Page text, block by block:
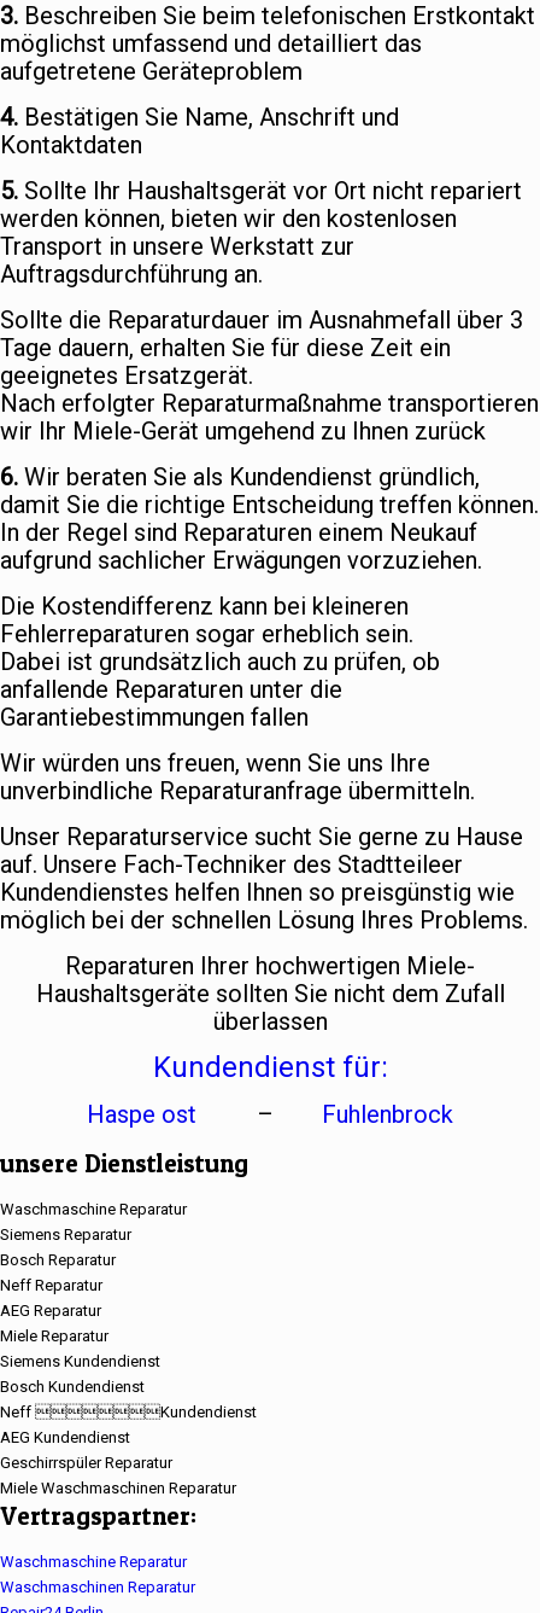
3. Beschreiben Sie beim telefonischen Erstkontakt
möglichst umfassend und detailliert das
aufgetretene Geräteproblem
4. Bestätigen Sie Name, Anschrift und
Kontaktdaten
5. Sollte Ihr Haushaltsgerät vor Ort nicht repariert
werden können, bieten wir den kostenlosen
Transport in unsere Werkstatt zur
Auftragsdurchführung an.
Sollte die Reparaturdauer im Ausnahmefall über 3
Tage dauern, erhalten Sie für diese Zeit ein
geeignetes Ersatzgerät.
Nach erfolgter Reparaturmaßnahme transportieren
wir Ihr Miele-Gerät umgehend zu Ihnen zurück
6. Wir beraten Sie als Kundendienst gründlich,
damit Sie die richtige Entscheidung treffen können.
In der Regel sind Reparaturen einem Neukauf
aufgrund sachlicher Erwägungen vorzuziehen.
Die Kostendifferenz kann bei kleineren
Fehlerreparaturen sogar erheblich sein.
Dabei ist grundsätzlich auch zu prüfen, ob
anfallende Reparaturen unter die
Garantiebestimmungen fallen
Wir würden uns freuen, wenn Sie uns Ihre
unverbindliche Reparaturanfrage übermitteln.
Unser Reparaturservice sucht Sie gerne zu Hause
auf. Unsere Fach-Techniker des Stadtteileer
Kundendienstes helfen Ihnen so preisgünstig wie
möglich bei der schnellen Lösung Ihres Problems.
Reparaturen Ihrer hochwertigen Miele-
Haushaltsgeräte sollten Sie nicht dem Zufall
überlassen
Kundendienst für:
Haspe ost – Fuhlenbrock
unsere Dienstleistung
Waschmaschine Reparatur
Siemens Reparatur
Bosch Reparatur
Neff Reparatur
AEG Reparatur
Miele Reparatur
Siemens Kundendienst
Bosch Kundendienst
Neff Kundendienst
AEG Kundendienst
Geschirrspüler Reparatur
Miele Waschmaschinen Reparatur
Vertragspartner:
Waschmaschine Reparatur
Waschmaschinen Reparatur